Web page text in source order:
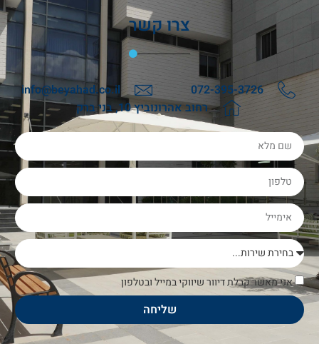
צרו קשר
072-395-3726
info@beyahad.co.il
רחוב אהרונוביץ 10, בני ברק
אני מאשר קבלת דיוור שיווקי במייל ובטלפון
שליחה